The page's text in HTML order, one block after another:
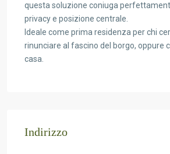
questa soluzione coniuga
privacy e posizione centrale.
Ideale come prima residenza per chi
rinunciare al fascino del borgo, oppure
casa.
Indirizzo